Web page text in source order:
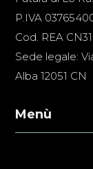
P.IVA
Cod. REA
Sede legale:
Alba 12051 CN
Menù